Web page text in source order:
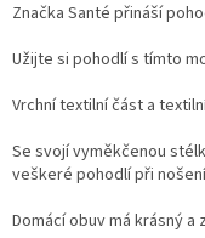
Značka Santé přináší
Užijte si pohodlí s tímto
Vrchní textilní část a
Se svojí vyměkčenou
veškeré pohodlí při
Domácí obuv má krásný a